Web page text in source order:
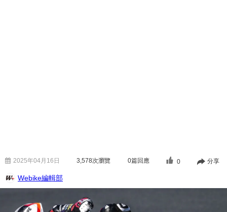
2025年04月16日 3,578次瀏覽 0篇回應 0 分享
Webike編輯部